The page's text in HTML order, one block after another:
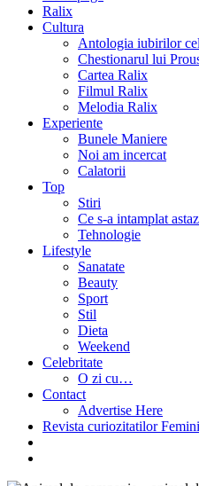
Ralix
Cultura
Antologia iubirilor
Chestionarul lui
Cartea Ralix
Filmul Ralix
Melodia Ralix
Experiente
Bunele Maniere
Noi am incercat
Calatorii
Top
Stiri
Ce s-a intamplat
Tehnologie
Lifestyle
Sanatate
Beauty
Sport
Stil
Dieta
Weekend
Celebritate
O zi cu…
Contact
Advertise Here
Revista curiozitatilor